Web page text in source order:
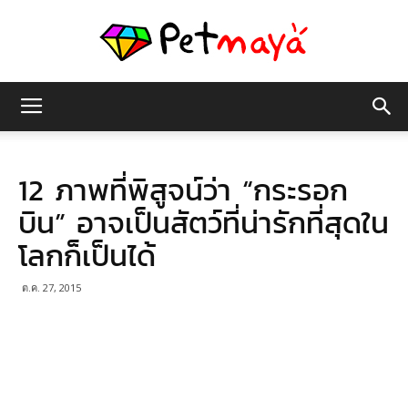
มายา
12 ภาพที่พิสูจน์ว่า “กระรอก
บิน” อาจเป็นสัตว์ที่น่ารักที่สุดใน
โลกก็เป็นได้
ต.ค. 27, 2015